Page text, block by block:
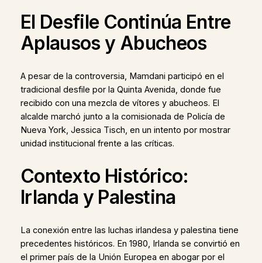
El Desfile Continúa Entre
Aplausos y Abucheos
A pesar de la controversia, Mamdani participó en el
tradicional desfile por la Quinta Avenida, donde fue
recibido con una mezcla de vítores y abucheos. El
alcalde marchó junto a la comisionada de Policía de
Nueva York, Jessica Tisch, en un intento por mostrar
unidad institucional frente a las críticas.
Contexto Histórico:
Irlanda y Palestina
La conexión entre las luchas irlandesa y palestina tiene
precedentes históricos. En 1980, Irlanda se convirtió en
el primer país de la Unión Europea en abogar por el